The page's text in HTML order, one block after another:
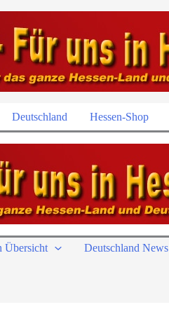
Deutschland Hessen-Shop
Übersicht Deutschland News